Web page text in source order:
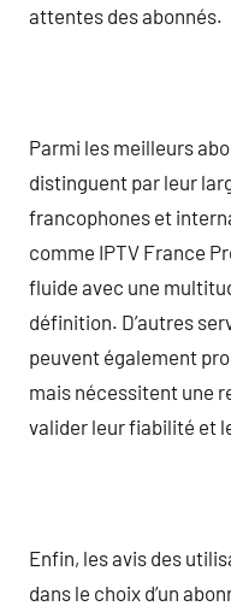
attentes des abonnés.
Parmi les meilleurs
distinguent par leur
francophones et
comme IPTV France
fluide avec une
définition. D’autres
peuvent également
mais nécessitent une
valider leur fiabilité et
Enfin, les avis des
dans le choix d’un